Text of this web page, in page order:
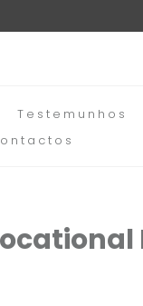
Testemunhos